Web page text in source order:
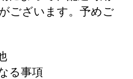
ございます。予めご
る事項